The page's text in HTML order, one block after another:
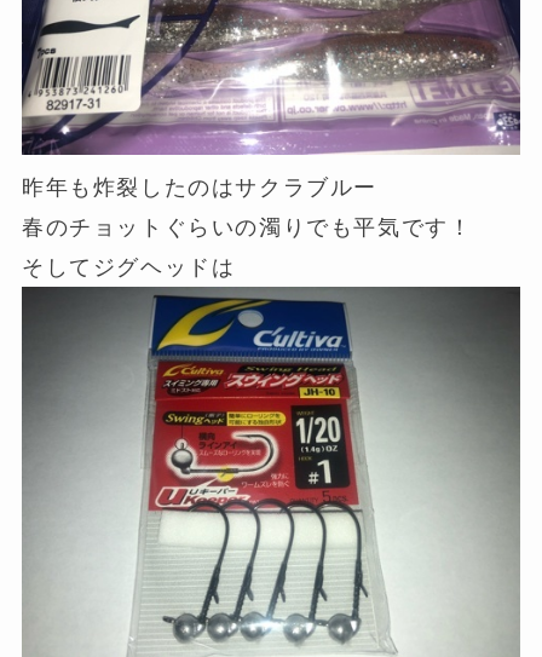
昨年も炸裂したのはサクラブルー
春のチョットぐらいの濁りでも平気です！
そしてジグヘッドは